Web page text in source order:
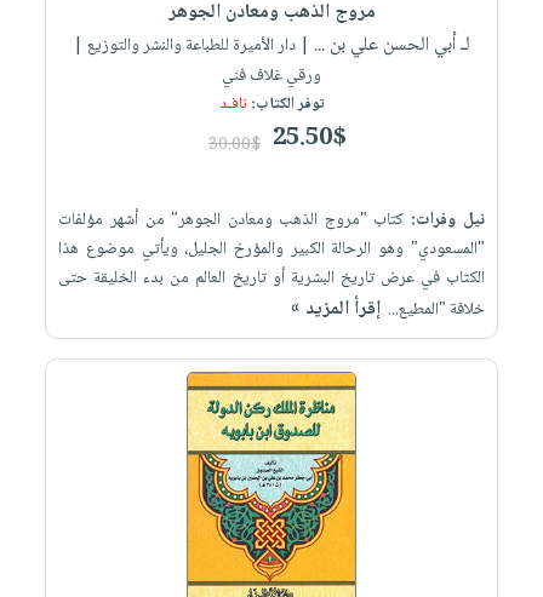
مروج الذهب ومعادن الجوهر
لـ أبي الحسن علي بن ... | دار الأميرة للطباعة والنشر والتوزيع |
ورقي غلاف فني
توفر الكتاب: نافـد
25.50$
30.00$
نيل وفرات: كتاب "مروج الذهب ومعادن الجوهر" من أشهر مؤلفات
"المسعودي" وهو الرحالة الكبير والمؤرخ الجليل، ويأتي موضوع هذا
الكتاب في عرض تاريخ البشرية أو تاريخ العالم من بدء الخليقة حتى
خلافة "المطيع... إقرأ المزيد »